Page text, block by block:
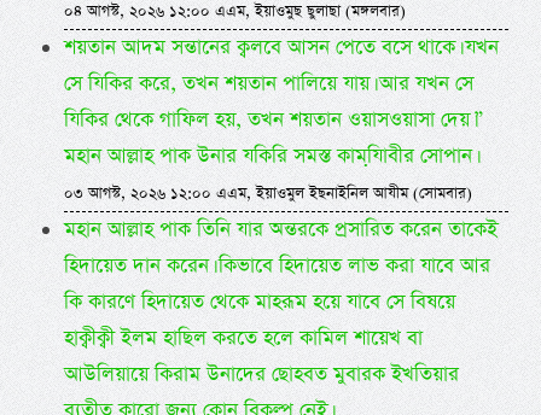
০৪ আগস্ট, ২০২৬ ১২:০০ এএম, ইয়াওমুছ ছুলাছা (মঙ্গলবার)
শয়তান আদম সন্তানের ক্বলবে আসন পেতে বসে থাকে। যখন
সে যিকির করে, তখন শয়তান পালিয়ে যায়। আর যখন সে
যিকির থেকে গাফিল হয়, তখন শয়তান ওয়াসওয়াসা দেয়।”
মহান আল্লাহ পাক উনার যকিরি সমস্ত কামযি়াবীর সোপান।
০৩ আগস্ট, ২০২৬ ১২:০০ এএম, ইয়াওমুল ইছনাইনিল আযীম (সোমবার)
মহান আল্লাহ পাক তিনি যার অন্তরকে প্রসারিত করেন তাকেই
হিদায়েত দান করেন। কিভাবে হিদায়েত লাভ করা যাবে আর
কি কারণে হিদায়েত থেকে মাহরূম হয়ে যাবে সে বিষয়ে
হাক্বীক্বী ইলম হাছিল করতে হলে কামিল শায়েখ বা
আউলিয়ায়ে কিরাম উনাদের ছোহবত মুবারক ইখতিয়ার